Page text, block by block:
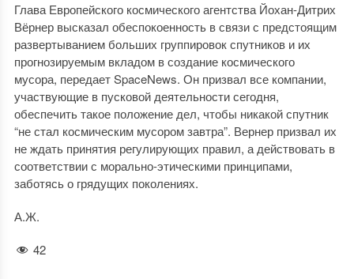
Глава Европейского космического агентства Йохан-Дитрих
Вёрнер высказал обеспокоенность в связи с предстоящим
развертыванием больших группировок спутников и их
прогнозируемым вкладом в создание космического
мусора, передает SpaceNews. Он призвал все компании,
участвующие в пусковой деятельности сегодня,
обеспечить такое положение дел, чтобы никакой спутник
“не стал космическим мусором завтра”. Вернер призвал их
не ждать принятия регулирующих правил, а действовать в
соответствии с морально-этическими принципами,
заботясь о грядущих поколениях.
А.Ж.
42